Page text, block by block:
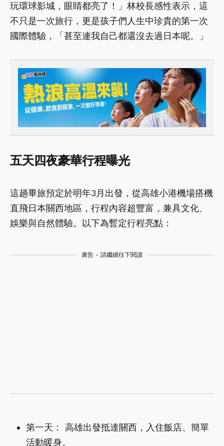
玩環球影城，眼睛都亮了！」林校長感性表示，這
不只是一次旅行，更是孩子們人生中珍貴的第一次
國際體驗，「甚至連我自己都還沒去過日本呢。」
五天四夜豪華行程曝光
這趟畢旅預定於明年3月出發，從高雄小港機場搭機
直飛日本關西地區，行程內容超豐富，兼具文化、
娛樂與自然體驗。以下為暫定行程亮點：
廣告 - 請繼續往下閱讀
第一天： 高雄出發抵達關西，入住飯店、簡單
活動暖身。